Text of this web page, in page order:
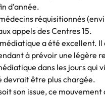
d’année.
réquisitionnés
appels des Centres 15.
a été excellent. Il
à prévoir une légère
dans les jours qui
devrait être plus chargée.
son issue, ce